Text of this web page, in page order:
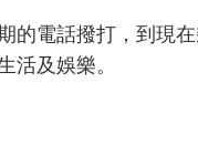
的電話撥打，到現
活及娛樂。